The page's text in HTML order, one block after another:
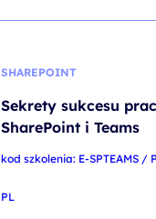
SHAREPOINT
Sekrety sukcesu
SharePoint i Teams
kod szkolenia: E-SPTEAMS /
PL